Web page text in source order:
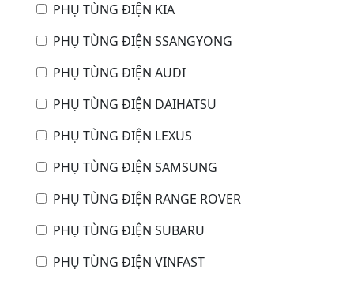
PHỤ TÙNG ĐIỆN KIA
PHỤ TÙNG ĐIỆN SSANGYONG
PHỤ TÙNG ĐIỆN AUDI
PHỤ TÙNG ĐIỆN DAIHATSU
PHỤ TÙNG ĐIỆN LEXUS
PHỤ TÙNG ĐIỆN SAMSUNG
PHỤ TÙNG ĐIỆN RANGE ROVER
PHỤ TÙNG ĐIỆN SUBARU
PHỤ TÙNG ĐIỆN VINFAST